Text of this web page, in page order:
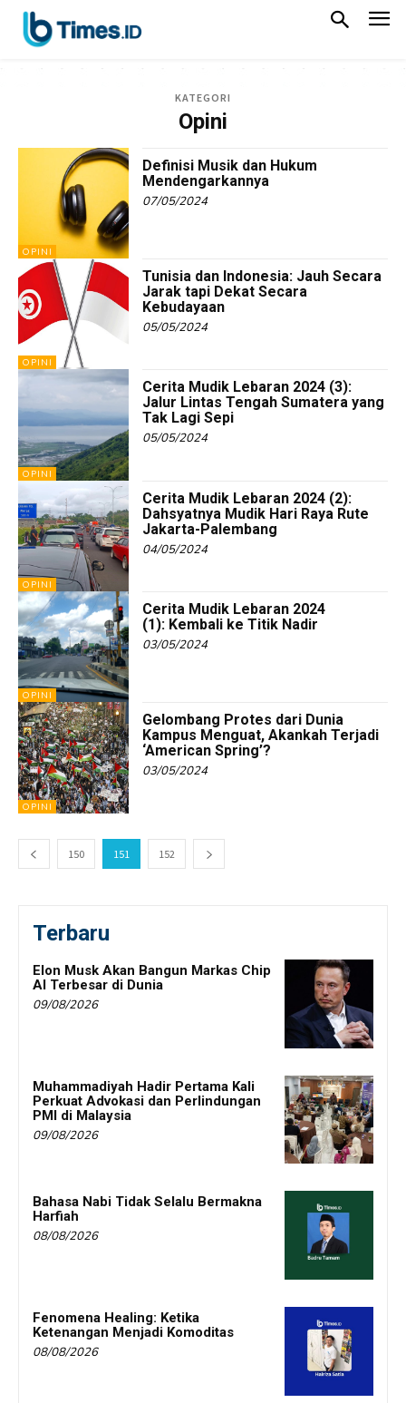
KATEGORI
Opini
OPINI
Definisi Musik dan Hukum
Mendengarkannya
07/05/2024
OPINI
Tunisia dan Indonesia: Jauh Secara
Jarak tapi Dekat Secara
Kebudayaan
05/05/2024
OPINI
Cerita Mudik Lebaran 2024 (3):
Jalur Lintas Tengah Sumatera yang
Tak Lagi Sepi
05/05/2024
OPINI
Cerita Mudik Lebaran 2024 (2):
Dahsyatnya Mudik Hari Raya Rute
Jakarta-Palembang
04/05/2024
OPINI
Cerita Mudik Lebaran 2024
(1): Kembali ke Titik Nadir
03/05/2024
OPINI
Gelombang Protes dari Dunia
Kampus Menguat, Akankah Terjadi
‘American Spring’?
03/05/2024
150 151 152
Terbaru
Elon Musk Akan Bangun Markas Chip
AI Terbesar di Dunia
09/08/2026
Muhammadiyah Hadir Pertama Kali
Perkuat Advokasi dan Perlindungan
PMI di Malaysia
09/08/2026
Bahasa Nabi Tidak Selalu Bermakna
Harfiah
08/08/2026
Fenomena Healing: Ketika
Ketenangan Menjadi Komoditas
08/08/2026